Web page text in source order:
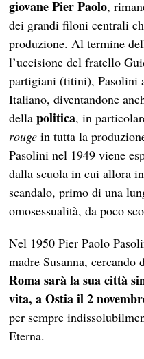
giovane Pier Paolo,
dei grandi filoni centrali
produzione. Al termine
l’uccisione del fratello
partigiani (titini), Pasolini
Italiano, diventandone
dellapolitica, in
rouge in tutta la
Pasolini nel 1949 viene
dalla scuola in cui allora
scandalo, primo di una
omosessualità, da poco
Nel 1950 Pier Paolo
madre Susanna,
Roma sarà la sua città
vita, a Ostia il 2
per sempre
Eterna.